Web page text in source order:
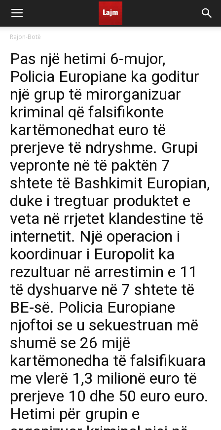
Rajon-Botë
Pas një hetimi 6-mujor,
Policia Europiane ka goditur
një grup të mirorganizuar
kriminal që falsifikonte
kartëmonedhat euro të
prerjeve të ndryshme. Grupi
vepronte në të paktën 7
shtete të Bashkimit Europian,
duke i tregtuar produktet e
veta në rrjetet klandestine të
internetit. Një operacion i
koordinuar i Europolit ka
rezultuar në arrestimin e 11
të dyshuarve në 7 shtete të
BE-së. Policia Europiane
njoftoi se u sekuestruan më
shumë se 26 mijë
kartëmonedha të falsifikuara
me vlerë 1,3 milionë euro të
prerjeve 10 dhe 50 euro euro.
Hetimi për grupin e